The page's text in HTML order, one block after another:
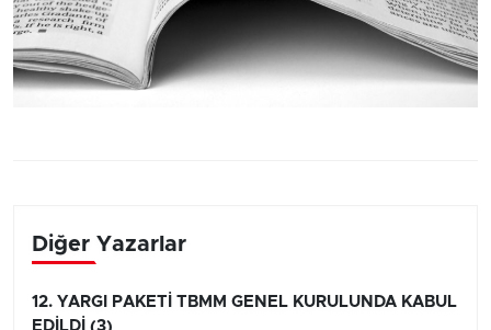
Diğer Yazarlar
12. YARGI PAKETİ TBMM GENEL KURULUNDA KABUL
EDİLDİ (3)